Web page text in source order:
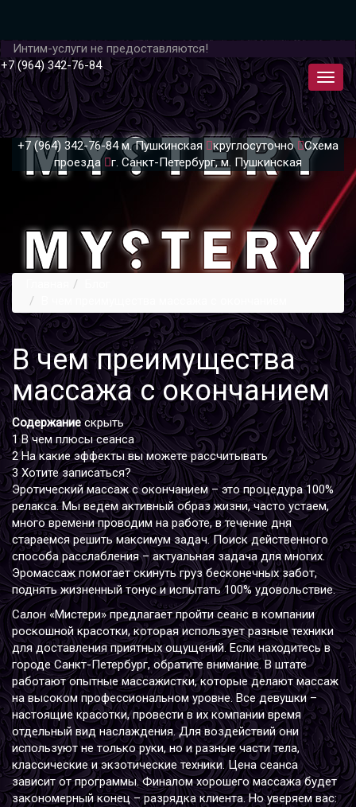
Интим-услуги не предоставляются!
+7 (964) 342-76-84
+7 (964) 342-76-84 м. Пушкинская круглосуточно
Схема
проезда
г. Санкт-Петербург, м. Пушкинская
В чем преимущества
массажа с окончанием
Содержание скрыть
1 В чем плюсы сеанса
2 На какие эффекты вы можете рассчитывать
3 Хотите записаться?
Эротический массаж с окончанием – это процедура 100%
релакса. Мы ведем активный образ жизни, часто устаем,
много времени проводим на работе, в течение дня
стараемся решить максимум задач. Поиск действенного
способа расслабления – актуальная задача для многих.
Эромассаж помогает скинуть груз бесконечных забот,
поднять жизненный тонус и испытать 100% удовольствие.
Салон «Мистери» предлагает пройти сеанс в компании
роскошной красотки, которая использует разные техники
для доставления приятных ощущений. Если находитесь в
городе Санкт-Петербург, обратите внимание. В штате
работают опытные массажистки, которые делают массаж
на высоком профессиональном уровне. Все девушки –
настоящие красотки, провести в их компании время
отдельный вид наслаждения. Для воздействий они
используют не только руки, но и разные части тела,
классические и экзотические техники. Цена сеанса
зависит от программы. Финалом хорошего массажа будет
закономерный конец – разрядка клиента. Но уверяем вас: